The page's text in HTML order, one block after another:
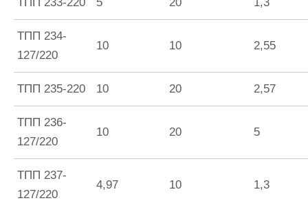
ТПП 234-
127/220
10 10 2,55
ТПП 235-220 10 20 2,57
ТПП 236-
127/220
10 20 5
ТПП 237-
127/220
4,97 10 1,3